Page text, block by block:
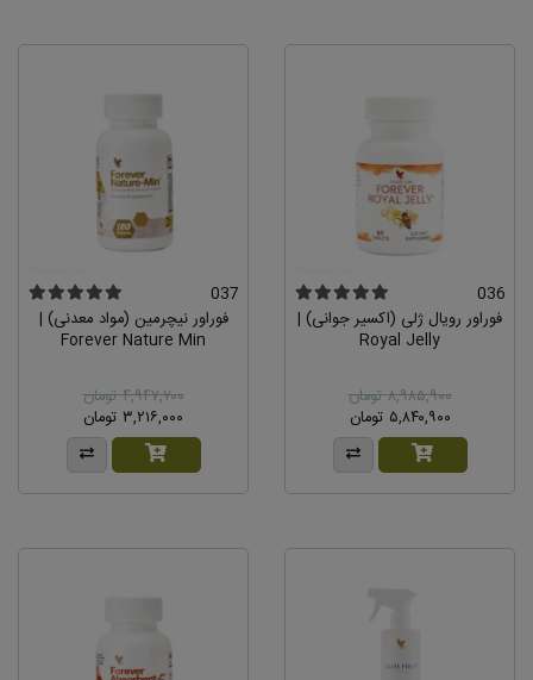
036
فوراور رویال ژلى (اکسیر جوانی) |
Royal Jelly
۸,۹۸۵,۹۰۰ تومان
۵,۸۴۰,۹۰۰ تومان
037
فوراور نیچرمین (مواد معدنی) |
Forever Nature Min
۴,۹۴۷,۷۰۰ تومان
۳,۲۱۶,۰۰۰ تومان